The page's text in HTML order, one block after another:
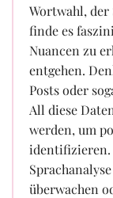
Wortwahl,
finde es
Nuancen zu
entgehen.
Posts oder
All diese
werden, um
identifizieren.
überwachen